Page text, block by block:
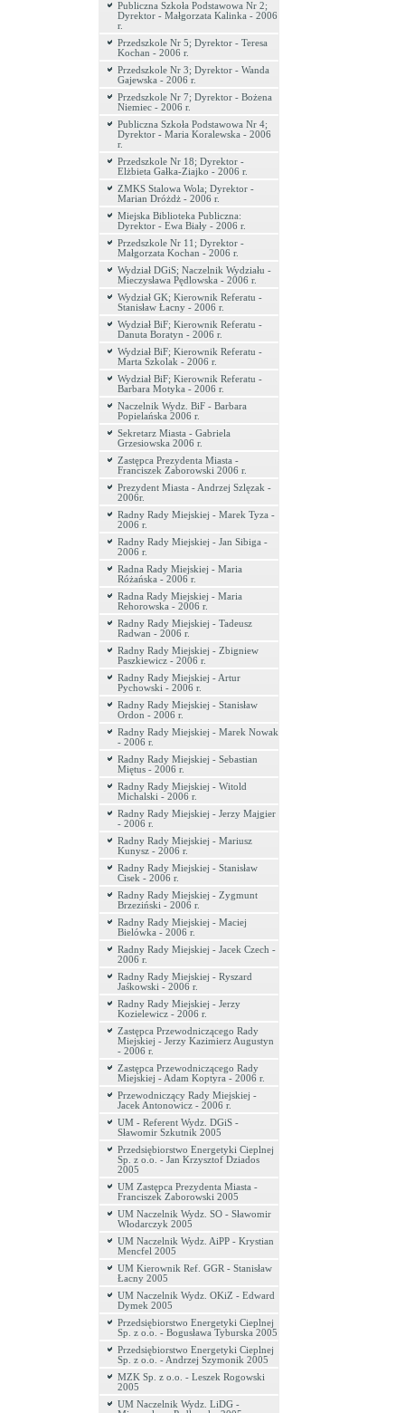
Publiczna Szkoła Podstawowa Nr 2;
Dyrektor - Małgorzata Kalinka - 2006
r.
Przedszkole Nr 5; Dyrektor - Teresa
Kochan - 2006 r.
Przedszkole Nr 3; Dyrektor - Wanda
Gajewska - 2006 r.
Przedszkole Nr 7; Dyrektor - Bożena
Niemiec - 2006 r.
Publiczna Szkoła Podstawowa Nr 4;
Dyrektor - Maria Koralewska - 2006
r.
Przedszkole Nr 18; Dyrektor -
Elżbieta Gałka-Ziajko - 2006 r.
ZMKS Stalowa Wola; Dyrektor -
Marian Dróżdż - 2006 r.
Miejska Biblioteka Publiczna:
Dyrektor - Ewa Biały - 2006 r.
Przedszkole Nr 11; Dyrektor -
Małgorzata Kochan - 2006 r.
Wydział DGiS; Naczelnik Wydziału -
Mieczysława Pędlowska - 2006 r.
Wydział GK; Kierownik Referatu -
Stanisław Łacny - 2006 r.
Wydział BiF; Kierownik Referatu -
Danuta Boratyn - 2006 r.
Wydział BiF; Kierownik Referatu -
Marta Szkolak - 2006 r.
Wydział BiF; Kierownik Referatu -
Barbara Motyka - 2006 r.
Naczelnik Wydz. BiF - Barbara
Popielańska 2006 r.
Sekretarz Miasta - Gabriela
Grzesiowska 2006 r.
Zastępca Prezydenta Miasta -
Franciszek Zaborowski 2006 r.
Prezydent Miasta - Andrzej Szlęzak -
2006r.
Radny Rady Miejskiej - Marek Tyza -
2006 r.
Radny Rady Miejskiej - Jan Sibiga -
2006 r.
Radna Rady Miejskiej - Maria
Różańska - 2006 r.
Radna Rady Miejskiej - Maria
Rehorowska - 2006 r.
Radny Rady Miejskiej - Tadeusz
Radwan - 2006 r.
Radny Rady Miejskiej - Zbigniew
Paszkiewicz - 2006 r.
Radny Rady Miejskiej - Artur
Pychowski - 2006 r.
Radny Rady Miejskiej - Stanisław
Ordon - 2006 r.
Radny Rady Miejskiej - Marek Nowak
- 2006 r.
Radny Rady Miejskiej - Sebastian
Miętus - 2006 r.
Radny Rady Miejskiej - Witold
Michalski - 2006 r.
Radny Rady Miejskiej - Jerzy Majgier
- 2006 r.
Radny Rady Miejskiej - Mariusz
Kunysz - 2006 r.
Radny Rady Miejskiej - Stanisław
Cisek - 2006 r.
Radny Rady Miejskiej - Zygmunt
Brzeziński - 2006 r.
Radny Rady Miejskiej - Maciej
Bielówka - 2006 r.
Radny Rady Miejskiej - Jacek Czech -
2006 r.
Radny Rady Miejskiej - Ryszard
Jaśkowski - 2006 r.
Radny Rady Miejskiej - Jerzy
Kozielewicz - 2006 r.
Zastępca Przewodniczącego Rady
Miejskiej - Jerzy Kazimierz Augustyn
- 2006 r.
Zastępca Przewodniczącego Rady
Miejskiej - Adam Koptyra - 2006 r.
Przewodniczący Rady Miejskiej -
Jacek Antonowicz - 2006 r.
UM - Referent Wydz. DGiS -
Sławomir Szkutnik 2005
Przedsiębiorstwo Energetyki Cieplnej
Sp. z o.o. - Jan Krzysztof Dziados
2005
UM Zastępca Prezydenta Miasta -
Franciszek Zaborowski 2005
UM Naczelnik Wydz. SO - Sławomir
Włodarczyk 2005
UM Naczelnik Wydz. AiPP - Krystian
Mencfel 2005
UM Kierownik Ref. GGR - Stanisław
Łacny 2005
UM Naczelnik Wydz. OKiZ - Edward
Dymek 2005
Przedsiębiorstwo Energetyki Cieplnej
Sp. z o.o. - Bogusława Tyburska 2005
Przedsiębiorstwo Energetyki Cieplnej
Sp. z o.o. - Andrzej Szymonik 2005
MZK Sp. z o.o. - Leszek Rogowski
2005
UM Naczelnik Wydz. LiDG -